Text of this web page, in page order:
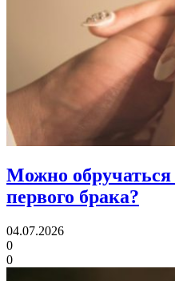
Можно обручаться
первого брака?
04.07.2026
0
0